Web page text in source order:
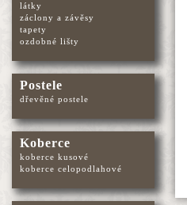
látky
záclony a závěsy
tapety
ozdobné lišty
Postele
dřevěné postele
Koberce
koberce kusové
koberce celopodlahové